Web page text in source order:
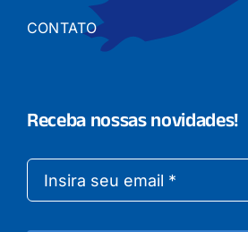
CONTATO
Receba nossas novidades!